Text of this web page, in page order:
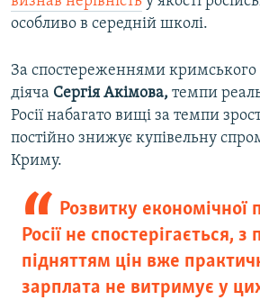
особливо в середній школі.
За спостереженнями кримського
діяча Сергія Акімова, темпи
Росії набагато вищі за темпи
постійно знижує купівельну
Криму.
Розвитку економічної
Росії не спостерігається, з
підняттям цін вже
зарплата не витримує у